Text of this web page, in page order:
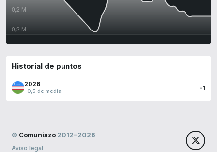
Historial de puntos
2026
-0,5 de media -1
© Comuniazo 2012−2026
Aviso legal